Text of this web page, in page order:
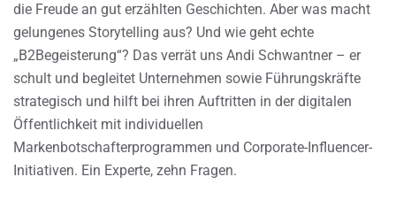
die Freude an gut erzählten Geschichten. Aber was macht
gelungenes Storytelling aus? Und wie geht echte
„B2Begeisterung“? Das verrät uns Andi Schwantner – er
schult und begleitet Unternehmen sowie Führungskräfte
strategisch und hilft bei ihren Auftritten in der digitalen
Öffentlichkeit mit individuellen
Markenbotschafterprogrammen und Corporate-Influencer-
Initiativen. Ein Experte, zehn Fragen.